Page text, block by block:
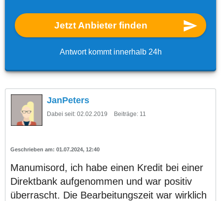
Jetzt Anbieter finden
Antwort kommt innerhalb 24h
JanPeters
Dabei seit: 02.02.2019 Beiträge: 11
01.07.2024, 12:40
Manumisord, ich habe einen Kredit bei einer
Direktbank aufgenommen und war positiv
überrascht. Die Bearbeitungszeit war wirklich